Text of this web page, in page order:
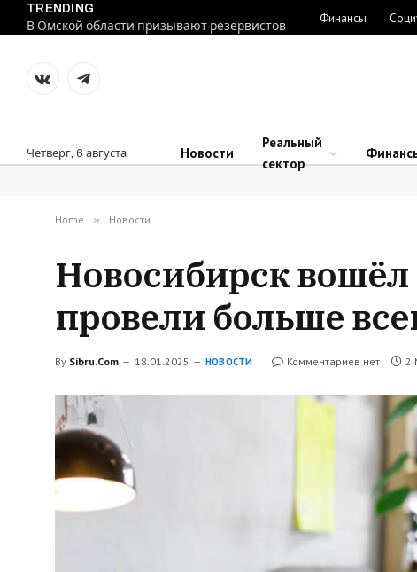
TRENDING
В Омской области призывают резервистов
Финансы
VKontakteTelegram
Четверг, 6 августа Новости
Реальный
сектор
Home » Новости
Новосибирск вошёл
провели больше
By Sibru.Com 18.01.2025 НОВОСТИ Комментариев нет 2